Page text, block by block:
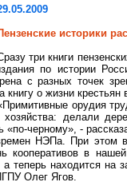
историки
три книги
по истории
с разных точек
книгу о жизни крестьян
орудия
хозяйства: делали
«по-черному», -
НЭПа. При этом в
кооперативов в
теперь находится на
Олег Ягов.